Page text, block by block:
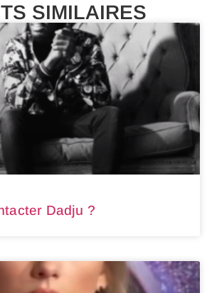
SIMILAIRES
Dadju ?